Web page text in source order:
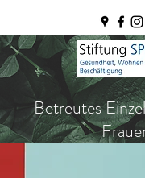
Betreutes